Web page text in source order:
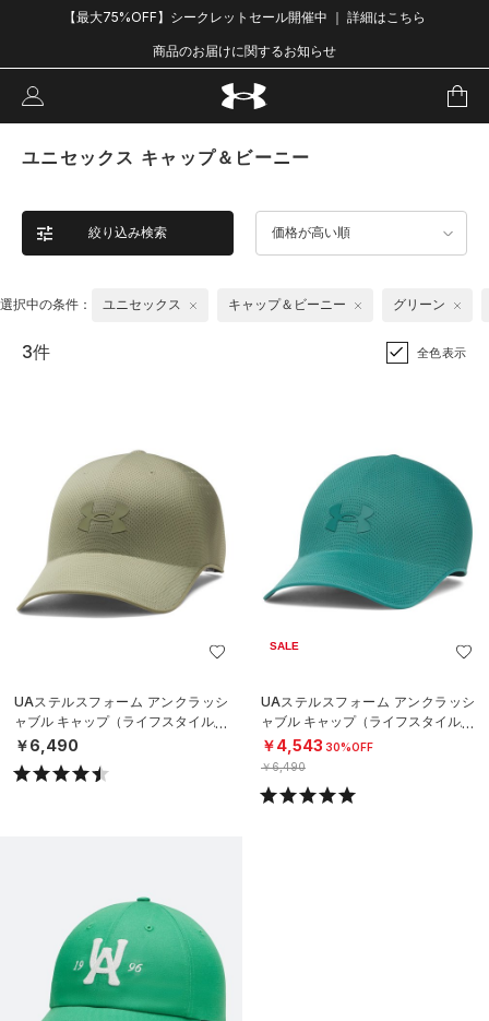
【最大75%OFF】シークレットセール開催中 ｜ 詳細はこちら
商品のお届けに関するお知らせ
ユニセックス キャップ＆ビーニー
絞り込み検索 価格が高い順
選択中の条件： ユニセックス キャップ＆ビーニー グリーン
3件 全色表示
UAステルスフォーム アンクラッシ
ャブル キャップ（ライフスタイル/U
NISEX）
￥6,490
SALE
UAステルスフォーム アンクラッシ
ャブル キャップ（ライフスタイル/U
NISEX）
￥4,543 30%OFF
￥6,490